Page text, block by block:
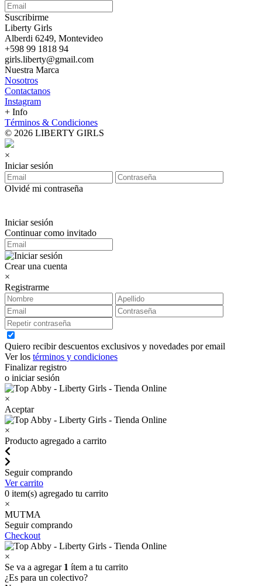
Suscribirme
Liberty Girls
Alberdi 6249, Montevideo
+598 99 1818 94
girls.liberty@gmail.com
Nuestra Marca
Nosotros
Contactanos
Instagram
+ Info
Términos & Condiciones
© 2026 LIBERTY GIRLS
×
Iniciar sesión
Olvidé mi contraseña
Iniciar sesión
Continuar como invitado
Crear una cuenta
×
Registrarme
Quiero recibir descuentos exclusivos y novedades por email
Ver los términos y condiciones
Finalizar registro
o iniciar sesión
×
Aceptar
×
Producto agregado a carrito
Seguir comprando
Ver carrito
0 item(s) agregado tu carrito
×
MUTMA
Seguir comprando
Checkout
×
Se va a agregar 1 ítem a tu carrito
¿Es para un colectivo?